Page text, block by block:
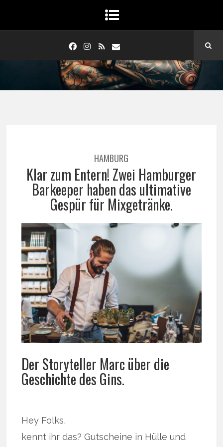
HAMBURG
Klar zum Entern! Zwei Hamburger
Barkeeper haben das ultimative
Gespür für Mixgetränke.
Der Storyteller Marc über die
Geschichte des Gins.
Hey Folks,
kennt ihr das? Gutscheine in Hülle und